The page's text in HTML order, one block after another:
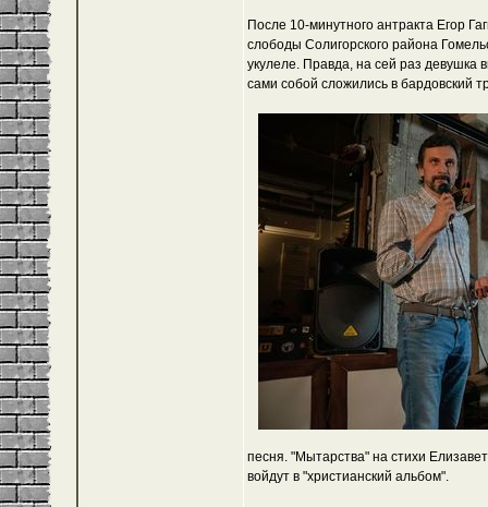
После 10-минутного антракта Егор
слободы Солигорского района
укулеле. Правда, на сей раз
сами собой сложились в бардовский
песня. "Мытарства" на стихи
войдут в "христианский альбом".